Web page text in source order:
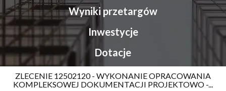
Wyniki przetargów
Inwestycje
Dotacje
ZLECENIE 12502120 - WYKONANIE OPRACOWANIA
KOMPLEKSOWEJ DOKUMENTACJI PROJEKTOWO -...